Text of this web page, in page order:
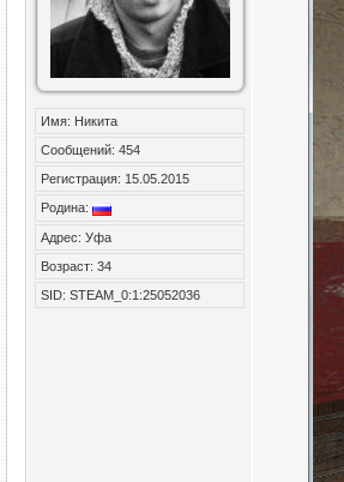
Имя: Никита
Сообщений: 454
Регистрация: 15.05.2015
Родина:
Адрес: Уфа
Возраст: 34
SID: STEAM_0:1:25052036